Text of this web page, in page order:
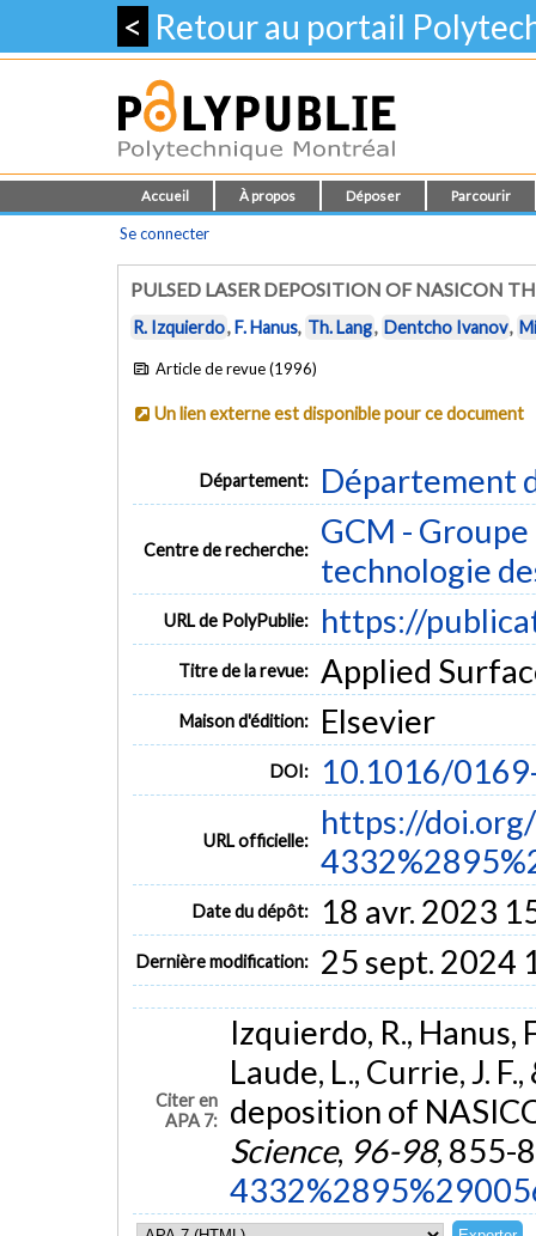
< Retour au portail
Accueil À propos Déposer Parcourir
Se connecter
PULSED LASER DEPOSITION OF NASICON
R. Izquierdo,F. Hanus, Th. Lang, Dentcho Ivanov,
Article de revue (1996)
Un lien externe est disponible pour ce document
Département: Département
Centre de recherche:
GCM -
technologie
URL de PolyPublie: https://
Titre de la revue: Applied
Maison d'édition: Elsevier
DOI: 10.1016/
URL officielle:
https://
Date du dépôt: 18 avr. 2023
Dernière modification: 25 sept. 2024
Citer en
APA 7:
Izquierdo, R., Hanus,
Laude, L., Currie, J.
deposition of
Science, 96-98, 855-